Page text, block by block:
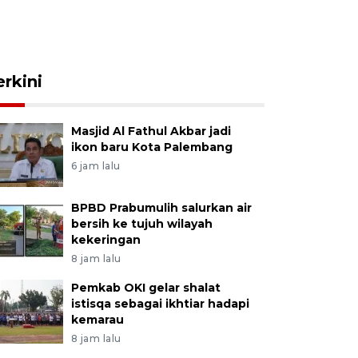
Masjid Al Fathul Akbar jadi
ikon baru Kota Palembang
6 jam lalu
BPBD Prabumulih salurkan air
bersih ke tujuh wilayah
kekeringan
8 jam lalu
Pemkab OKI gelar shalat
istisqa sebagai ikhtiar hadapi
kemarau
8 jam lalu